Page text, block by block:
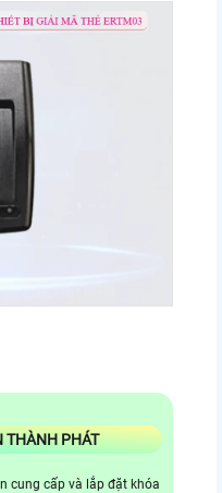
THÀNH PHÁT
cung cấp và lắp đặt khóa